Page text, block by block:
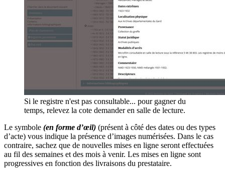
Si le registre n'est pas consultable... pour gagner du
temps, relevez la cote demander en salle de lecture.
Le symbole (en forme d’œil) (présent à côté des dates ou des types
d’acte) vous indique la présence d’images numérisées. Dans le cas
contraire, sachez que de nouvelles mises en ligne seront effectuées
au fil des semaines et des mois à venir. Les mises en ligne sont
progressives en fonction des livraisons du prestataire.